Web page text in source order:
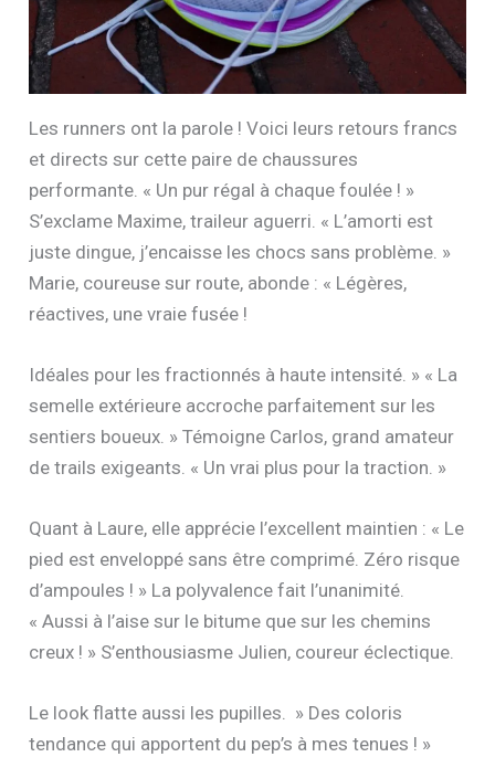
Les runners ont la parole ! Voici leurs retours francs
et directs sur cette paire de chaussures
performante. « Un pur régal à chaque foulée ! »
S’exclame Maxime, traileur aguerri. « L’amorti est
juste dingue, j’encaisse les chocs sans problème. »
Marie, coureuse sur route, abonde : « Légères,
réactives, une vraie fusée !
Idéales pour les fractionnés à haute intensité. » « La
semelle extérieure accroche parfaitement sur les
sentiers boueux. » Témoigne Carlos, grand amateur
de trails exigeants. « Un vrai plus pour la traction. »
Quant à Laure, elle apprécie l’excellent maintien : « Le
pied est enveloppé sans être comprimé. Zéro risque
d’ampoules ! » La polyvalence fait l’unanimité.
« Aussi à l’aise sur le bitume que sur les chemins
creux ! » S’enthousiasme Julien, coureur éclectique.
Le look flatte aussi les pupilles. » Des coloris
tendance qui apportent du pep’s à mes tenues ! »